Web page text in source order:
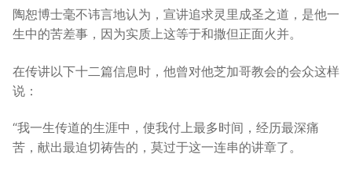
陶恕博士毫不讳言地认为，宣讲追求灵里成圣之道，是他一
生中的苦差事，因为实质上这等于和撒但正面火并。
在传讲以下十二篇信息时，他曾对他芝加哥教会的会众这样
说：
“我一生传道的生涯中，使我付上最多时间，经历最深痛
苦，献出最迫切祷告的，莫过于这一连串的讲章了。